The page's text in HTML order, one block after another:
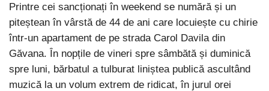
Printre cei sancționați în weekend se numără și un
piteștean în vârstă de 44 de ani care locuiește cu chirie
într-un apartament de pe strada Carol Davila din
Găvana. În nopțile de vineri spre sâmbătă și duminică
spre luni, bărbatul a tulburat liniștea publică ascultând
muzică la un volum extrem de ridicat, în jurul orei